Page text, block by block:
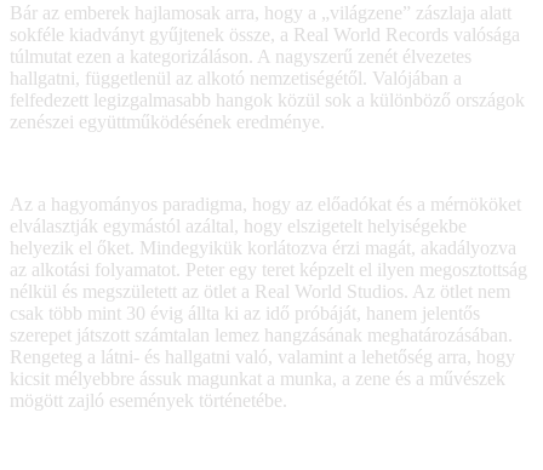
Bár az emberek hajlamosak arra, hogy a „világzene” zászlaja alatt
sokféle kiadványt gyűjtenek össze, a Real World Records valósága
túlmutat ezen a kategorizáláson. A nagyszerű zenét élvezetes
hallgatni, függetlenül az alkotó nemzetiségétől. Valójában a
felfedezett legizgalmasabb hangok közül sok a különböző országok
zenészei együttműködésének eredménye.
Az a hagyományos paradigma, hogy az előadókat és a mérnököket
elválasztják egymástól azáltal, hogy elszigetelt helyiségekbe
helyezik el őket. Mindegyikük korlátozva érzi magát, akadályozva
az alkotási folyamatot. Peter egy teret képzelt el ilyen megosztottság
nélkül és megszületett az ötlet a Real World Studios. Az ötlet nem
csak több mint 30 évig állta ki az idő próbáját, hanem jelentős
szerepet játszott számtalan lemez hangzásának meghatározásában.
Rengeteg a látni- és hallgatni való, valamint a lehetőség arra, hogy
kicsit mélyebbre ássuk magunkat a munka, a zene és a művészek
mögött zajló események történetébe.